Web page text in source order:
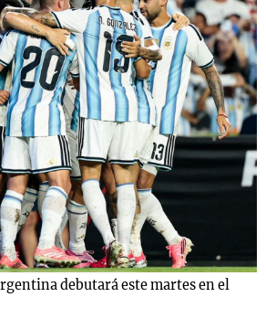
debutará este martes en el